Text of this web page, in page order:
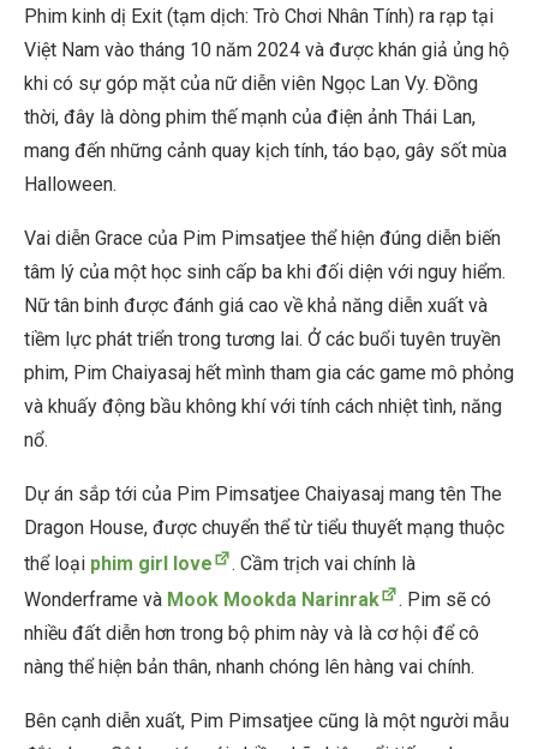
Phim kinh dị Exit (tạm dịch: Trò Chơi Nhân Tính) ra rạp tại
Việt Nam vào tháng 10 năm 2024 và được khán giả ủng hộ
khi có sự góp mặt của nữ diễn viên Ngọc Lan Vy. Đồng
thời, đây là dòng phim thế mạnh của điện ảnh Thái Lan,
mang đến những cảnh quay kịch tính, táo bạo, gây sốt mùa
Halloween.
Vai diễn Grace của Pim Pimsatjee thể hiện đúng diễn biến
tâm lý của một học sinh cấp ba khi đối diện với nguy hiểm.
Nữ tân binh được đánh giá cao về khả năng diễn xuất và
tiềm lực phát triển trong tương lai. Ở các buổi tuyên truyền
phim, Pim Chaiyasaj hết mình tham gia các game mô phỏng
và khuấy động bầu không khí với tính cách nhiệt tình, năng
nổ.
Dự án sắp tới của Pim Pimsatjee Chaiyasaj mang tên The
Dragon House, được chuyển thể từ tiểu thuyết mạng thuộc
thể loại phim girl love
. Cầm trịch vai chính là
Wonderframe và Mook Mookda Narinrak
. Pim sẽ có
nhiều đất diễn hơn trong bộ phim này và là cơ hội để cô
nàng thể hiện bản thân, nhanh chóng lên hàng vai chính.
Bên cạnh diễn xuất, Pim Pimsatjee cũng là một người mẫu